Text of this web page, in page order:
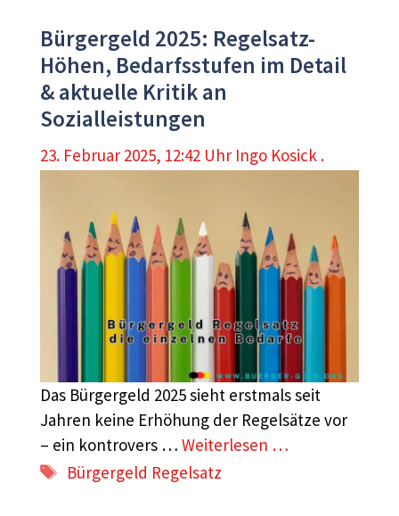
Bürgergeld 2025: Regelsatz-
Höhen, Bedarfsstufen im Detail
& aktuelle Kritik an
Sozialleistungen
23. Februar 2025, 12:42 Uhr Ingo Kosick .
Das Bürgergeld 2025 sieht erstmals seit
Jahren keine Erhöhung der Regelsätze vor
– ein kontrovers … Weiterlesen …
Schlagwörter
Bürgergeld Regelsatz